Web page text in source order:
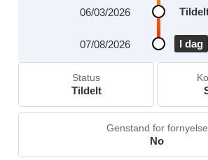
06/03/2026
I dag
07/08/2026
Status
Tildelt
Genstand for fornyelse
No